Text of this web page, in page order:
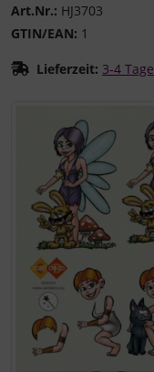
Art.Nr.: HJ3703
GTIN/EAN: 1
Lieferzeit: 3-4 Tage